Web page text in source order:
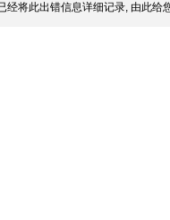
经将此出错信息详细记录, 由此给